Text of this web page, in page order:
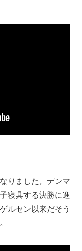
りました。デンマ
寝具する決勝に進
ルセン以来だそう